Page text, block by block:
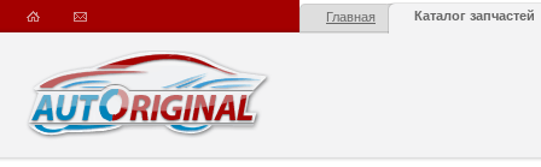
Главная Каталог запчастей